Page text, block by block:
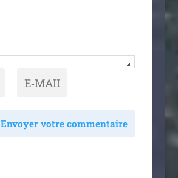
Envoyer votre commentaire